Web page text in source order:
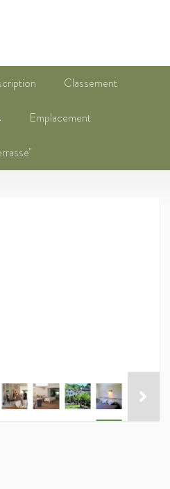
Classement
Emplacement